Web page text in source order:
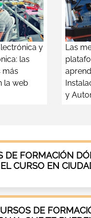
y
las
más
la web
Las
y
DE FORMACIÓN
CURSO EN
DE